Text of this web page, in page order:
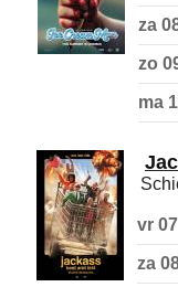
za
zo
ma
vr 07
za